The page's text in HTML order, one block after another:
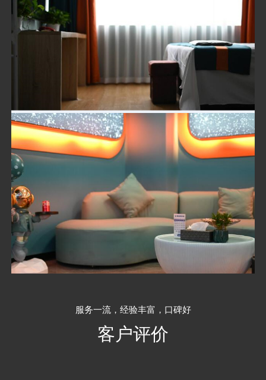
服务一流，经验丰富，口碑好
客户评价